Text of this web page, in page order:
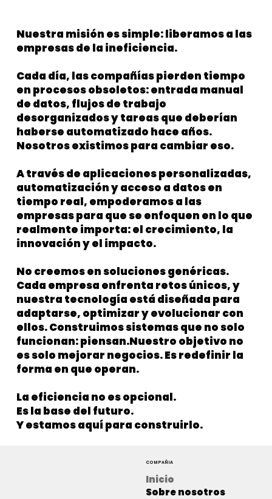
Nuestra misión es simple: liberamos a las
empresas de la ineficiencia.
Cada día, las compañías pierden tiempo
en procesos obsoletos: entrada manual
de datos, flujos de trabajo
desorganizados y tareas que deberían
haberse automatizado hace años.
Nosotros existimos para cambiar eso.
A través de aplicaciones personalizadas,
automatización y acceso a datos en
tiempo real, empoderamos a las
empresas para que se enfoquen en lo que
realmente importa: el crecimiento, la
innovación y el impacto.
No creemos en soluciones genéricas.
Cada empresa enfrenta retos únicos, y
nuestra tecnología está diseñada para
adaptarse, optimizar y evolucionar con
ellos. Construimos sistemas que no solo
funcionan: piensan.Nuestro objetivo no
es solo mejorar negocios. Es redefinir la
forma en que operan.
La eficiencia no es opcional.
Es la base del futuro.
Y estamos aquí para construirlo.
COMPAÑIA
Inicio
Sobre nosotros